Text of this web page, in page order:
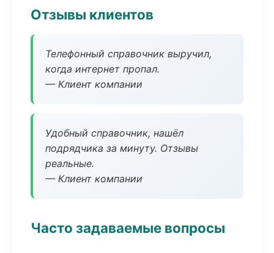
Отзывы клиентов
Телефонный справочник выручил,
когда интернет пропал.
— Клиент компании
Удобный справочник, нашёл
подрядчика за минуту. Отзывы
реальные.
— Клиент компании
Часто задаваемые вопросы